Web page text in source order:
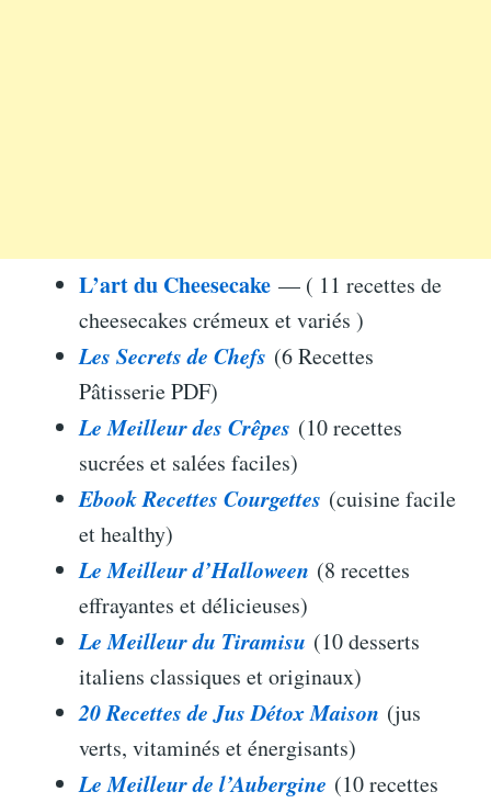
L’art du Cheesecake — ( 11 recettes de
cheesecakes crémeux et variés )
Les Secrets de Chefs (6 Recettes
Pâtisserie PDF)
Le Meilleur des Crêpes (10 recettes
sucrées et salées faciles)
Ebook Recettes Courgettes (cuisine facile
et healthy)
Le Meilleur d’Halloween (8 recettes
effrayantes et délicieuses)
Le Meilleur du Tiramisu (10 desserts
italiens classiques et originaux)
20 Recettes de Jus Détox Maison (jus
verts, vitaminés et énergisants)
Le Meilleur de l’Aubergine (10 recettes